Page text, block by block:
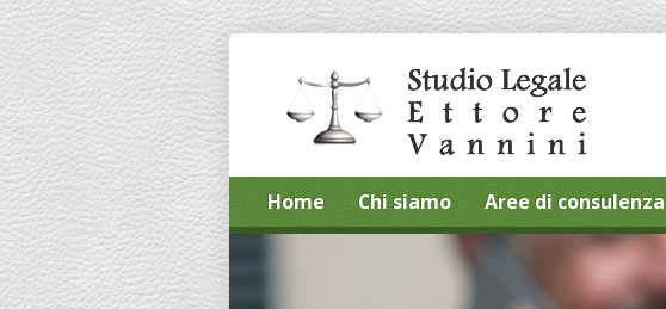
Home Chi siamo Aree di consulenza